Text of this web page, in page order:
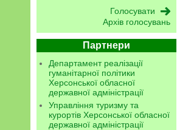
Архів голосувань
Партнери
Департамент реалізації
гуманітарної політики
Херсонської обласної
державної адміністрації
Управління туризму та
курортів Херсонської обласної
державної адміністрації